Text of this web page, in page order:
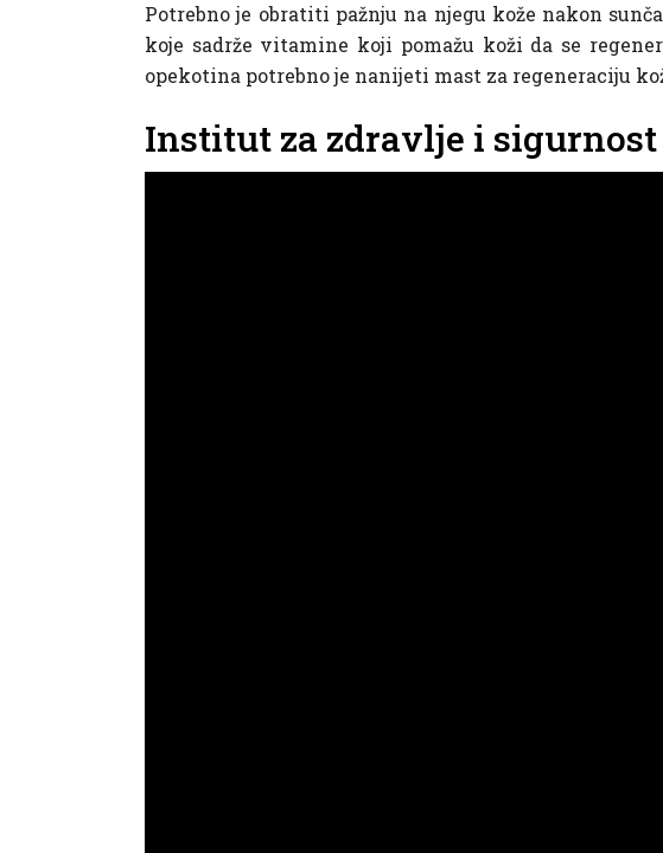
Potrebno je obratiti pažnju na njegu kože nakon
koje sadrže vitamine koji pomažu koži da se
opekotina potrebno je nanijeti mast za regeneraciju
Institut za zdravlje i